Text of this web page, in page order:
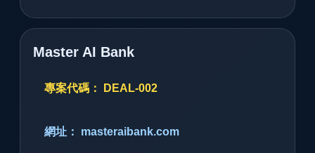
Master AI Bank
專案代碼： DEAL-002
網址： masteraibank.com